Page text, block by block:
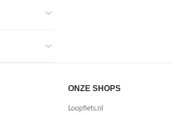
ONZE SHOPS
Loopfiets.nl